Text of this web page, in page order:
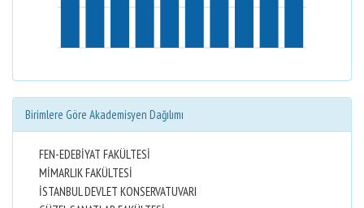
Birimlere Göre Akademisyen Dağılımı
FEN-EDEBİYAT FAKÜLTESİ
MİMARLIK FAKÜLTESİ
İSTANBUL DEVLET KONSERVATUVARI